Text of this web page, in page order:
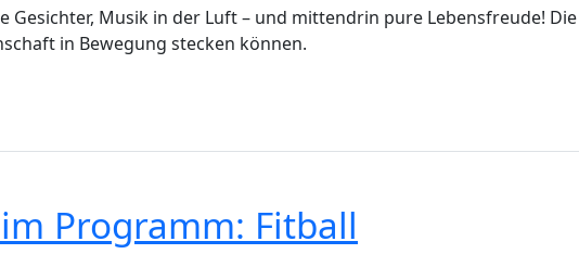
Gesichter, Musik in der Luft – und mittendrin pure Lebensfreude!
in Bewegung stecken können.
Programm: Fitball